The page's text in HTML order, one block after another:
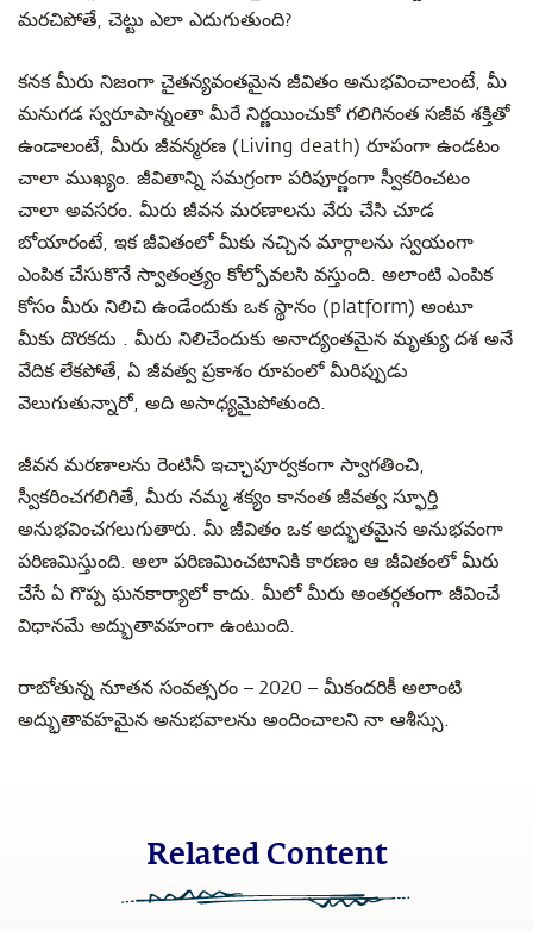
మరచిపోతే, చెట్టు ఎలా ఎదుగుతుంది?
కనక మీరు నిజంగా చైతన్యవంతమైన జీవితం అనుభవించాలంటే, మీ
మనుగడ స్వరూపాన్నంతా మీరే నిర్ణయించుకో గలిగినంత సజీవ శక్తితో
ఉండాలంటే, మీరు జీవన్మరణ (Living death) రూపంగా ఉండటం
చాలా ముఖ్యం. జీవితాన్ని సమగ్రంగా పరిపూర్ణంగా స్వీకరించటం
చాలా అవసరం. మీరు జీవన మరణాలను వేరు చేసి చూడ
బోయారంటే, ఇక జీవితంలో మీకు నచ్చిన మార్గాలను స్వయంగా
ఎంపిక చేసుకొనే స్వాతంత్ర్యం కోల్పోవలసి వస్తుంది. అలాంటి ఎంపిక
కోసం మీరు నిలిచి ఉండేందుకు ఒక స్థానం (platform) అంటూ
మీకు దొరకదు . మీరు నిలిచేందుకు అనాద్యంతమైన మృత్యు దశ అనే
వేదిక లేకపోతే, ఏ జీవత్వ ప్రకాశం రూపంలో మీరిప్పుడు
వెలుగుతున్నారో, అది అసాధ్యమైపోతుంది.
జీవన మరణాలను రెంటినీ ఇచ్ఛాపూర్వకంగా స్వాగతించి,
స్వీకరించగలిగితే, మీరు నమ్మ శక్యం కానంత జీవత్వ స్ఫూర్తి
అనుభవించగలుగుతారు. మీ జీవితం ఒక అద్భుతమైన అనుభవంగా
పరిణమిస్తుంది. అలా పరిణమించటానికి కారణం ఆ జీవితంలో మీరు
చేసే ఏ గొప్ప ఘనకార్యాలో కాదు. మీలో మీరు అంతర్గతంగా జీవించే
విధానమే అద్భుతావహంగా ఉంటుంది.
రాబోతున్న నూతన సంవత్సరం – 2020 – మీకందరికీ అలాంటి
అద్భుతావహమైన అనుభవాలను అందించాలని నా ఆశీస్సు.
Related Content